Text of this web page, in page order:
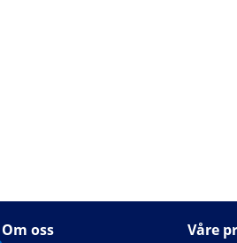
Om oss Våre